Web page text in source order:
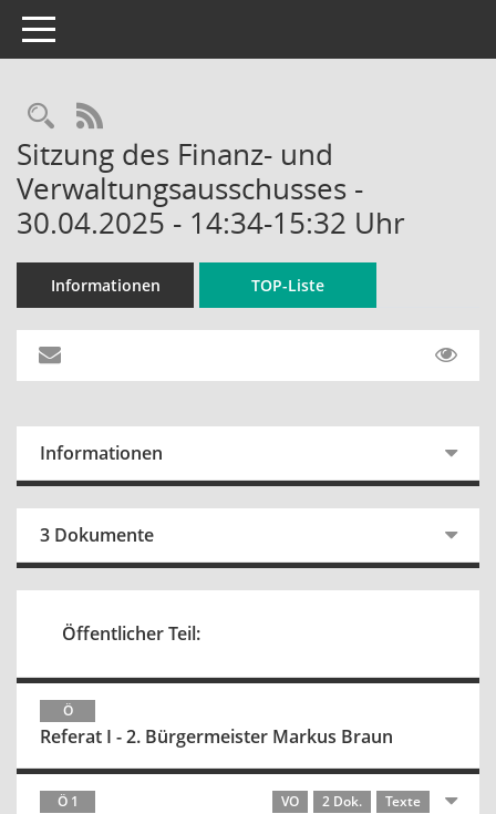
Toggle navigation
Rechercheauswahl
RSS-Feed
Sitzung des Finanz- und
Verwaltungsausschusses -
30.04.2025 - 14:34-15:32 Uhr
Informationen TOP-Liste
Informationen
3 Dokumente
Öffentlicher Teil:
Ö
Referat I - 2. Bürgermeister Markus Braun
Ö 1 VO 2 Dok. Texte